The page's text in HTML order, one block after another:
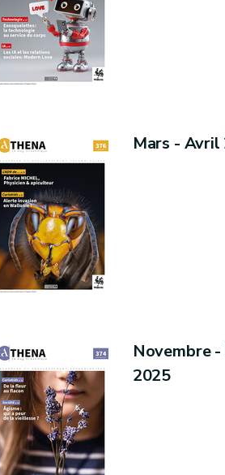
Mars - Avril
Novembre
2025